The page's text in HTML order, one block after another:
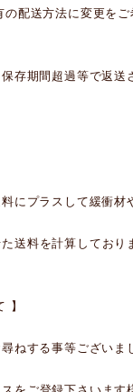
配送方法に変更を
存期間超過等で返
にプラスして緩衝材
送料を計算してお
】
ねする事等ございま